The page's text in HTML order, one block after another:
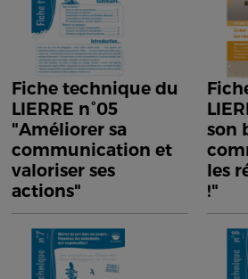
Fiche technique du
LIERRE n°05
"Améliorer sa
communication et
valoriser ses
actions"
son
les
!"